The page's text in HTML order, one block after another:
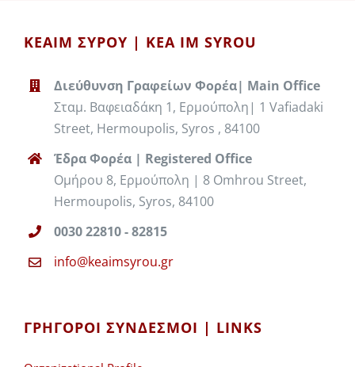
ΚΕΑΙΜ ΣΥΡΟΥ | KEA IM SYROU
Διεύθυνση Γραφείων Φορέα| Main Office
Σταμ. Βαφειαδάκη 1, Ερμούπολη| 1 Vafiadaki
Street, Hermoupolis, Syros , 84100
Έδρα Φορέα | Registered Office
Ομήρου 8, Ερμούπολη | 8 Omhrou Street,
Hermoupolis, Syros, 84100
0030 22810 - 82815
info@keaimsyrou.gr
ΓΡΉΓΟΡΟΙ ΣΎΝΔΕΣΜΟΙ | LINKS